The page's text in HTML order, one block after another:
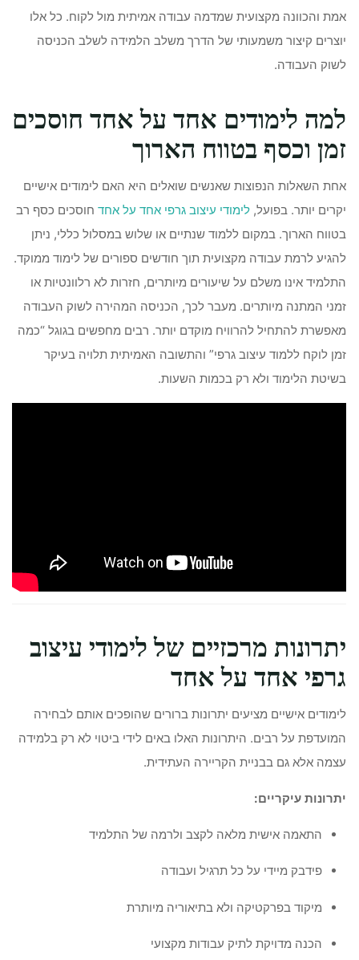
אמת והכוונה מקצועית שמדמה עבודה אמיתית מול לקוח. כל אלו
יוצרים קיצור משמעותי של הדרך משלב הלמידה לשלב הכניסה
לשוק העבודה.
למה לימודים אחד על אחד חוסכים
זמן וכסף בטווח הארוך
אחת השאלות הנפוצות שאנשים שואלים היא האם לימודים אישיים
יקרים יותר. בפועל, לימודי עיצוב גרפי אחד על אחדחוסכים כסף רב
בטווח הארוך. במקום ללמוד שנתיים או שלוש במסלול כללי, ניתן
להגיע לרמת עבודה מקצועית תוך חודשים ספורים של לימוד ממוקד.
התלמיד אינו משלם על שיעורים מיותרים, חזרות לא רלוונטיות או
זמני המתנה מיותרים. מעבר לכך, הכניסה המהירה לשוק העבודה
מאפשרת להתחיל להרוויח מוקדם יותר. רבים מחפשים בגוגל “כמה
זמן לוקח ללמוד עיצוב גרפי” והתשובה האמיתית תלויה בעיקר
בשיטת הלימוד ולא רק בכמות השעות.
יתרונות מרכזיים של לימודי עיצוב
גרפי אחד על אחד
לימודים אישיים מציעים יתרונות ברורים שהופכים אותם לבחירה
המועדפת על רבים. היתרונות האלו באים לידי ביטוי לא רק בלמידה
עצמה אלא גם בבניית הקריירה העתידית.
יתרונות עיקריים:
התאמה אישית מלאה לקצב ולרמה של התלמיד
פידבק מיידי על כל תרגיל ועבודה
מיקוד בפרקטיקה ולא בתיאוריה מיותרת
הכנה מדויקת לתיק עבודות מקצועי